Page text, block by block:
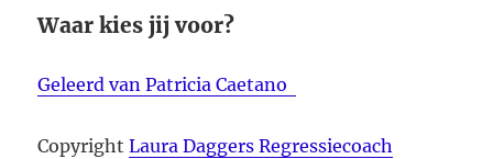
Waar kies jij voor?
Geleerd van Patricia Caetano
CopyrightLaura Daggers Regressiecoach